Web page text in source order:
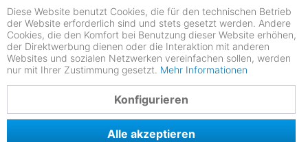
Diese Website benutzt Cookies, die für den technischen Betrieb
der Website erforderlich sind und stets gesetzt werden. Andere
Cookies, die den Komfort bei Benutzung dieser Website erhöhen,
der Direktwerbung dienen oder die Interaktion mit anderen
Websites und sozialen Netzwerken vereinfachen sollen, werden
nur mit Ihrer Zustimmung gesetzt. Mehr Informationen
Konfigurieren
Alle akzeptieren